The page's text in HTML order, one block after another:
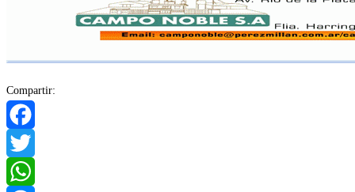
Compartir:
Facebook
Twitter